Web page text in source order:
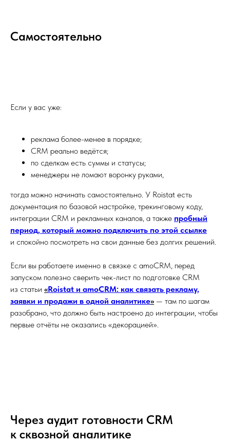
Самостоятельно
Если у вас уже:
реклама более-менее в порядке;
CRM реально ведётся;
по сделкам есть суммы и статусы;
менеджеры не ломают воронку руками,
тогда можно начинать самостоятельно. У Roistat есть
документация по базовой настройке, трекинговому коду,
интеграции CRM и рекламных каналов, а также пробный
период, который можно подключить по этой ссылке
и спокойно посмотреть на свои данные без долгих решений.
Если вы работаете именно в связке с amoCRM, перед
запуском полезно сверить чек-лист по подготовке CRM
из статьи «Roistat и amoCRM: как связать рекламу,
заявки и продажи в одной аналитике» — там по шагам
разобрано, что должно быть настроено до интеграции, чтобы
первые отчёты не оказались «декорацией».
Через аудит готовности CRM
к сквозной аналитике